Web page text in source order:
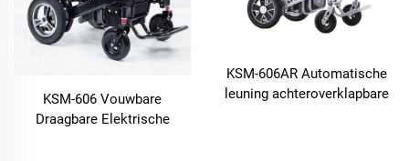
KSM-606 Vouwbare
Draagbare Elektrische
KSM-606AR Automatische
leuning achteroverklapbare